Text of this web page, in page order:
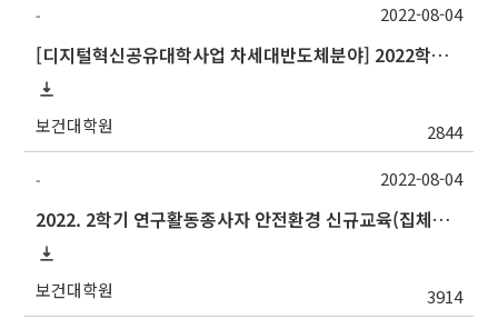
-
[디지털혁신공유대학사업 차세대반도체분야] 2022학년도 2학기 숭실대학교 교류 수학 안내
보건대학원 2844
2022-08-04
-
2022. 2학기 연구활동종사자 안전환경 신규교육(집체교육) 실시 안내 (이화학 연구실 신입생 및 연구원 필수)
보건대학원 3914
2022-08-04